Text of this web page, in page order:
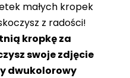
małych kropek
z radości!
kropkę za
swoje zdjęcie
dwukolorowy